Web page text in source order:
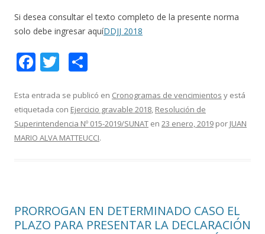
Si desea consultar el texto completo de la presente norma
solo debe ingresar aquíDDJJ 2018
F
e
b
o
T
itt
er
m
p
ar
Esta entrada se publicó en Cronogramas de vencimientos y está
etiquetada con Ejercicio gravable 2018, Resolución de
Superintendencia Nº 015-2019/SUNAT en 23 enero, 2019 por JUAN
MARIO ALVA MATTEUCCI.
PRORROGAN EN DETERMINADO CASO EL
PLAZO PARA PRESENTAR LA DECLARACIÓN